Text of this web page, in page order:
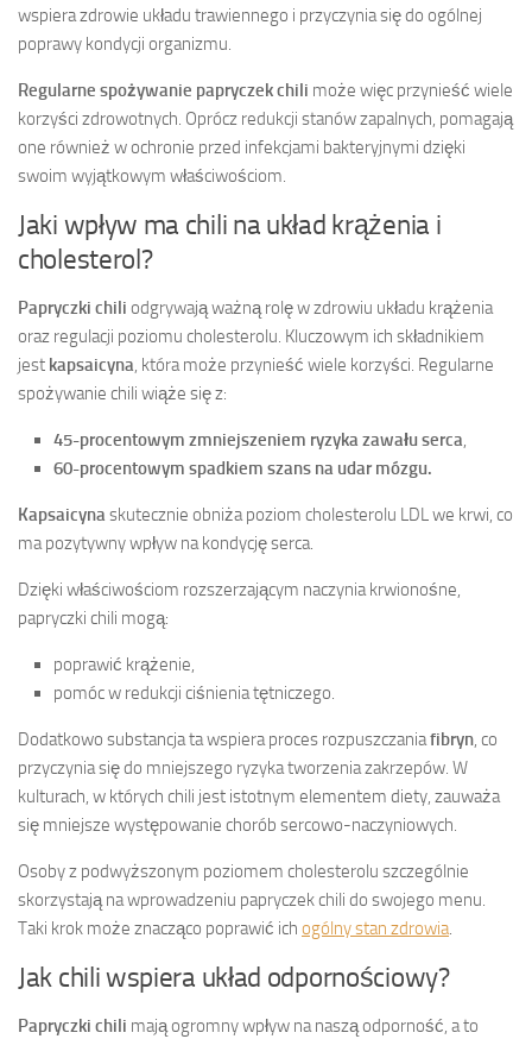
wspiera zdrowie układu trawiennego i przyczynia się do ogólnej
poprawy kondycji organizmu.
Regularne spożywanie papryczek chili może więc przynieść wiele
korzyści zdrowotnych. Oprócz redukcji stanów zapalnych, pomagają
one również w ochronie przed infekcjami bakteryjnymi dzięki
swoim wyjątkowym właściwościom.
Jaki wpływ ma chili na układ krążenia i
cholesterol?
Papryczki chili odgrywają ważną rolę w zdrowiu układu krążenia
oraz regulacji poziomu cholesterolu. Kluczowym ich składnikiem
jest kapsaicyna, która może przynieść wiele korzyści. Regularne
spożywanie chili wiąże się z:
45-procentowym zmniejszeniem ryzyka zawału serca,
60-procentowym spadkiem szans na udar mózgu.
Kapsaicynaskutecznie obniża poziom cholesterolu LDL we krwi, co
ma pozytywny wpływ na kondycję serca.
Dzięki właściwościom rozszerzającym naczynia krwionośne,
papryczki chili mogą:
poprawić krążenie,
pomóc w redukcji ciśnienia tętniczego.
Dodatkowo substancja ta wspiera proces rozpuszczaniafibryn, co
przyczynia się do mniejszego ryzyka tworzenia zakrzepów. W
kulturach, w których chili jest istotnym elementem diety, zauważa
się mniejsze występowanie chorób sercowo-naczyniowych.
Osoby z podwyższonym poziomem cholesterolu szczególnie
skorzystają na wprowadzeniu papryczek chili do swojego menu.
Taki krok może znacząco poprawić ich ogólny stan zdrowia.
Jak chili wspiera układ odpornościowy?
Papryczki chili mają ogromny wpływ na naszą odporność, a to